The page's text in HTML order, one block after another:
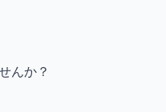
んか？